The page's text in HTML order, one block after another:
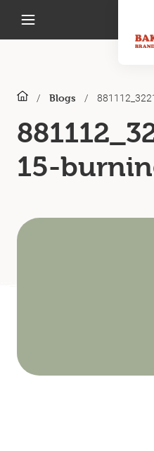
/ Blogs /
15-